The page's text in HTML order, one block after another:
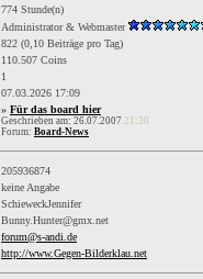
774 Stunde(n)
Administrator & Webmaster
822 (0,10 Beiträge pro Tag)
110.507 Coins
1
07.03.2026 17:09
» Für das board hier
Geschrieben am: 26.07.2007 21:30
Forum: Board-News
205936874
keine Angabe
SchieweckJennifer
Bunny.Hunter@gmx.net
forum@s-andi.de
http://www.Gegen-Bilderklau.net